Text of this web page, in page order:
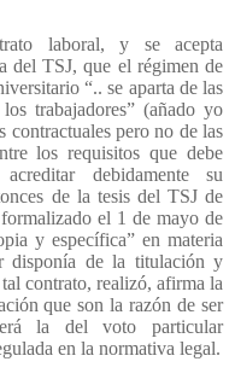
laboral, y se acepta
del TSJ, que el régimen de
“.. se aparta de las
trabajadores” (añado yo
contractuales pero no de las
los requisitos que debe
debidamente su
de la tesis del TSJ de
el 1 de mayo de
y específica” en materia
disponía de la titulación y
contrato, realizó, afirma la
que son la razón de ser
la del voto particular
en la normativa legal.